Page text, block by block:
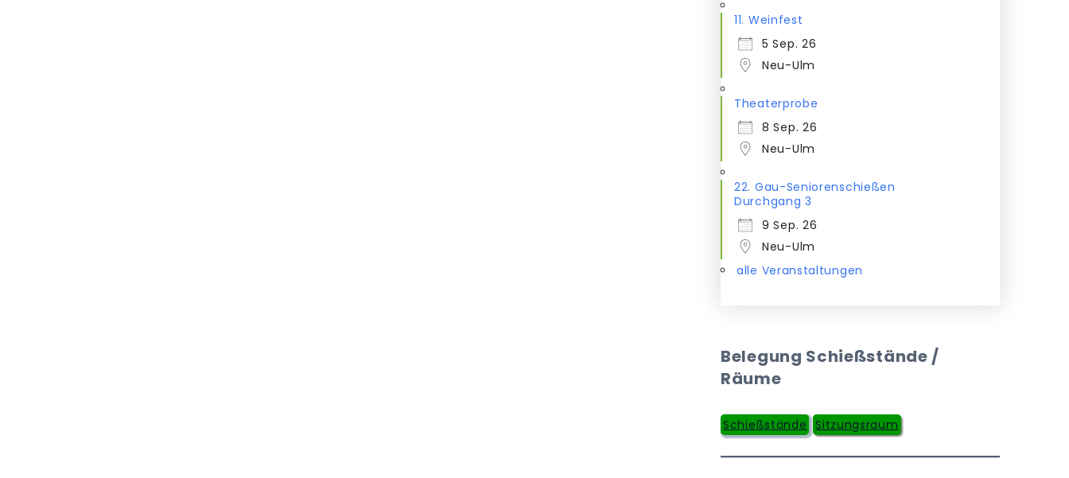
11. Weinfest
5 Sep. 26
Neu-Ulm
Theaterprobe
8 Sep. 26
Neu-Ulm
22. Gau-Seniorenschießen
Durchgang 3
9 Sep. 26
Neu-Ulm
alle Veranstaltungen
Belegung Schießstände /
Räume
Schießstände Sitzungsraum